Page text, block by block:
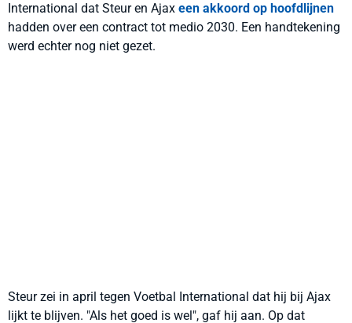
International dat Steur en Ajax een akkoord op hoofdlijnen
hadden over een contract tot medio 2030. Een handtekening
werd echter nog niet gezet.
Steur zei in april tegen Voetbal International dat hij bij Ajax
lijkt te blijven. "Als het goed is wel", gaf hij aan. Op dat